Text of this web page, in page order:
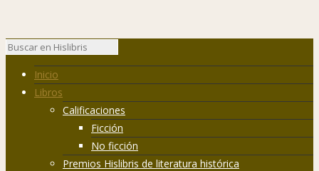
Inicio
Libros
Calificaciones
Ficción
No ficción
Premios Hislibris de literatura histórica